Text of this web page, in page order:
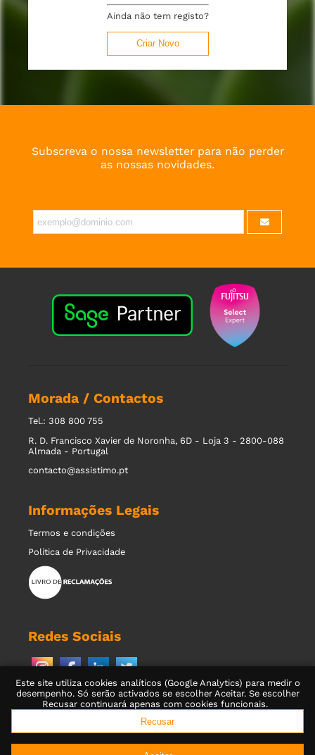
Este site utiliza cookies analíticos (Google Analytics) para medir o
desempenho. Só serão activados se escolher Aceitar. Se escolher
Recusar continuará apenas com cookies funcionais.
Recusar
Ainda não tem registo?
Criar Novo
Subscreva o nossa newsletter para não perder
as nossas novidades.
Morada / Contactos
Tel.: 308 800 755
R. D. Francisco Xavier de Noronha, 6D - Loja 3 - 2800-088
Almada - Portugal
contacto@assistimo.pt
Informações Legais
Termos e condições
Política de Privacidade
Redes Sociais
© 2001-2026 Assistimo - Assistência e Gestão de Instalações
Especiais, Lda.